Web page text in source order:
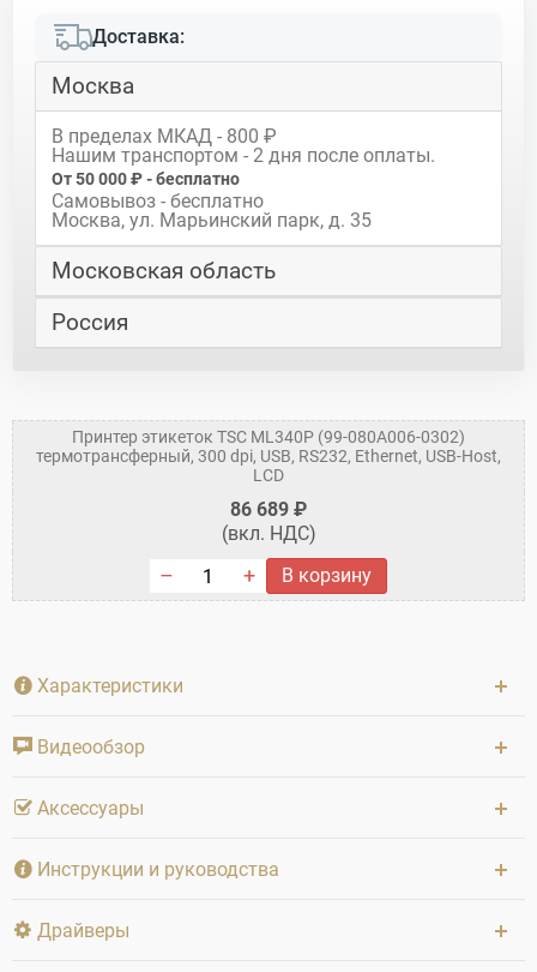
Доставка:
Москва
В пределах МКАД - 800 ₽
Нашим транспортом - 2 дня после оплаты.
От 50 000 ₽ - бесплатно
Самовывоз - бесплатно
Москва, ул. Марьинский парк, д. 35
Московская область
Россия
Принтер этикеток TSC ML340P (99-080A006-0302)
термотрансферный, 300 dpi, USB, RS232, Ethernet, USB-Host,
LCD
86 689 ₽
(вкл. НДС)
В корзину
Характеристики
Видеообзор
Аксессуары
Инструкции и руководства
Драйверы